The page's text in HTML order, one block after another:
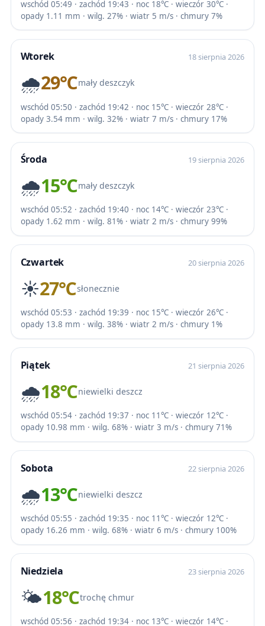
wschód 05:49 · zachód 19:43 · noc 18℃ · wieczór 30℃ ·
opady 1.11 mm · wilg. 27% · wiatr 5 m/s · chmury 7%
Wtorek 18 sierpnia 2026
🌧️29℃mały deszczyk
wschód 05:50 · zachód 19:42 · noc 15℃ · wieczór 28℃ ·
opady 3.54 mm · wilg. 32% · wiatr 7 m/s · chmury 17%
Środa 19 sierpnia 2026
🌧️15℃mały deszczyk
wschód 05:52 · zachód 19:40 · noc 14℃ · wieczór 23℃ ·
opady 1.62 mm · wilg. 81% · wiatr 2 m/s · chmury 99%
Czwartek 20 sierpnia 2026
☀️27℃słonecznie
wschód 05:53 · zachód 19:39 · noc 15℃ · wieczór 26℃ ·
opady 13.8 mm · wilg. 38% · wiatr 2 m/s · chmury 1%
Piątek 21 sierpnia 2026
🌧️18℃niewielki deszcz
wschód 05:54 · zachód 19:37 · noc 11℃ · wieczór 12℃ ·
opady 10.98 mm · wilg. 68% · wiatr 3 m/s · chmury 71%
Sobota 22 sierpnia 2026
🌧️13℃niewielki deszcz
wschód 05:55 · zachód 19:35 · noc 11℃ · wieczór 12℃ ·
opady 16.26 mm · wilg. 68% · wiatr 6 m/s · chmury 100%
Niedziela 23 sierpnia 2026
🌤️18℃trochę chmur
wschód 05:56 · zachód 19:34 · noc 13℃ · wieczór 14℃ ·